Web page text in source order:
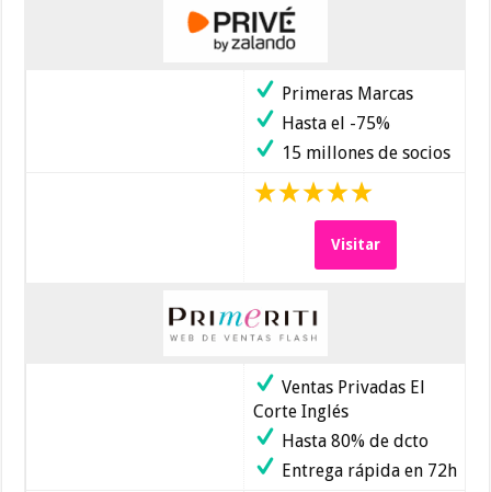
Primeras Marcas
Hasta el -75%
15 millones de socios
Visitar
Ventas Privadas El
Corte Inglés
Hasta 80% de dcto
Entrega rápida en 72h